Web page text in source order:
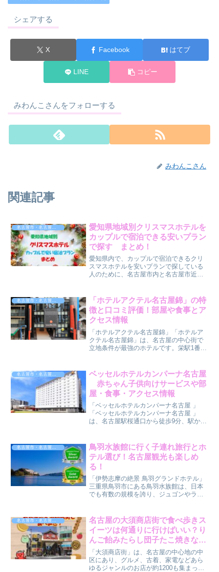
シェアする
X Facebook はてブ
LINE コピー
みわんこさんをフォローする
みわんこさん
関連記事
名古屋市・名古屋近郊・名古屋発
愛知県地域別クリスマスホテルを
カップルで宿泊できる安いプラン
で探す まとめ！
愛知県内で、カップルで宿泊できるクリ
スマスホテルを安いプランで探している
人のために、名古屋市内と名古屋市近郊
街は価格が上がりますが、予算を抑えた
いカップル向けに低価格帯...
名古屋市・名古屋近郊・名古屋発
「ホテルアクテル名古屋錦」の特
徴と口コミ評価！部屋や食事とア
クセス情報
「ホテルアクテル名古屋錦」「ホテルア
クテル名古屋錦」は、名古屋の中心街で
立地条件が最強のホテルです。栄駅1番出
ん。中部電力 MIRAI TOWER（旧・名古
屋テレビ塔）...
ベッセルホテルカンパーナ名古屋
赤ちゃん子供向けサービスや部
屋・食事・アクセス情報
「ベッセルホテルカンパーナ名古屋 」
「ベッセルホテルカンパーナ名古屋 」
は、名古屋駅桜通口から徒歩9分、駅から
スが充実しています。オムツやおしりふ
きなども準備されていて...
名古屋市・名古屋近郊・名古屋発
鳥羽水族館に行く子連れ旅行とホ
テル選び！名古屋観光も楽しめ
る！
「伊勢志摩の絶景 鳥羽グランドホテル」
三重県鳥羽市にある鳥羽水族館は、日本
でも有数の規模を誇り、ジュゴンやラッ
けのホテルが集まり、伊勢志摩の自然と
海の幸も同時に味わえる...
名古屋市・名古屋近郊・名古屋発
名古屋の大須商店街で食べ歩きス
イーツは何通りに行けばいい？り
んご飴みたらし団子たこ焼きな
ど！
「大須商店街」は、名古屋の中心地の中
区にあり、グルメ、古着、家電などあら
ゆるジャンルのお店が約1200も集まった